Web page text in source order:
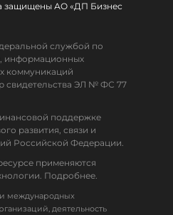
защищены АО «ДП Бизнес
службой по
информационных
коммуникаций
свидетельства ЭЛ № ФС 77
поддержке
развития, связи и
Российской Федерации.
применяются
Подробнее.
международных
деятельность